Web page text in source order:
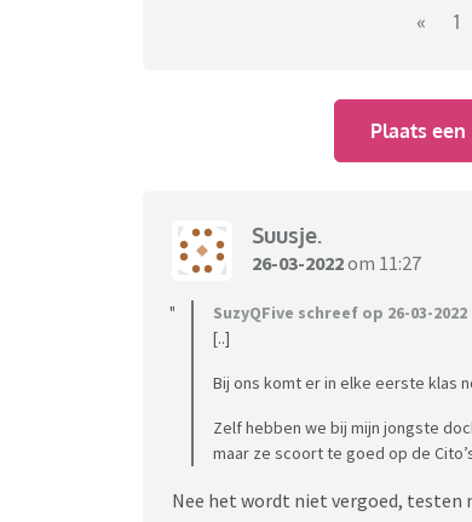
En je hoort tegenwoordig bijna
Ik denk wel eens: bestaan er ook
kinderen hoort, af en toe lastig
« 1
Plaats een
Suusje.
26-03-2022om 11:27
SuzyQFive schreef op 26-03-2022
[..]
Bij ons komt er in elke eerste klas
Zelf hebben we bij mijn jongste
maar ze scoort te goed op de
Nee het wordt niet vergoed, testen